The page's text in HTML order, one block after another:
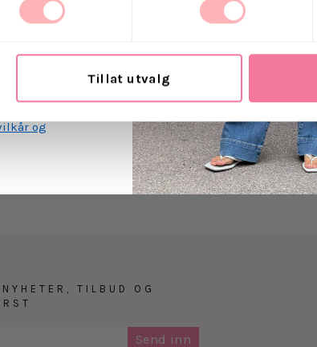
Tillat utvalg
Retur
TILBUD OG
Send inn
sende meg
og